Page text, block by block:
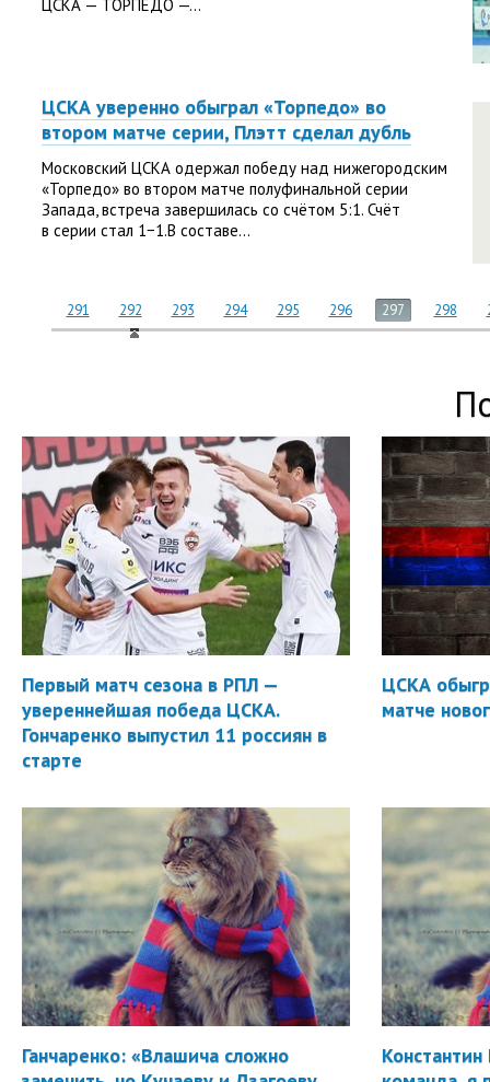
ЦСКА — ТОРПЕДО —...
ЦСКА уверенно обыграл «Торпедо» во
втором матче серии, Плэтт сделал дубль
Московский ЦСКА одержал победу над нижегородским
«Торпедо» во втором матче полуфинальной серии
Запада, встреча завершилась со счётом 5:1. Счёт
в серии стал 1−1.В составе...
291 292 293 294 295 296 297 298
Первый матч сезона в РПЛ —
увереннейшая победа ЦСКА.
Гончаренко выпустил 11 россиян в
старте
ЦСКА
матче
Ганчаренко: «Влашича сложно
Константин